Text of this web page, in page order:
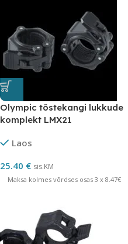
Olympic tõstekangi lukkude
komplekt LMX21
Laos
25.40 € sis.KM
Maksa kolmes võrdses osas 3 x 8.47€